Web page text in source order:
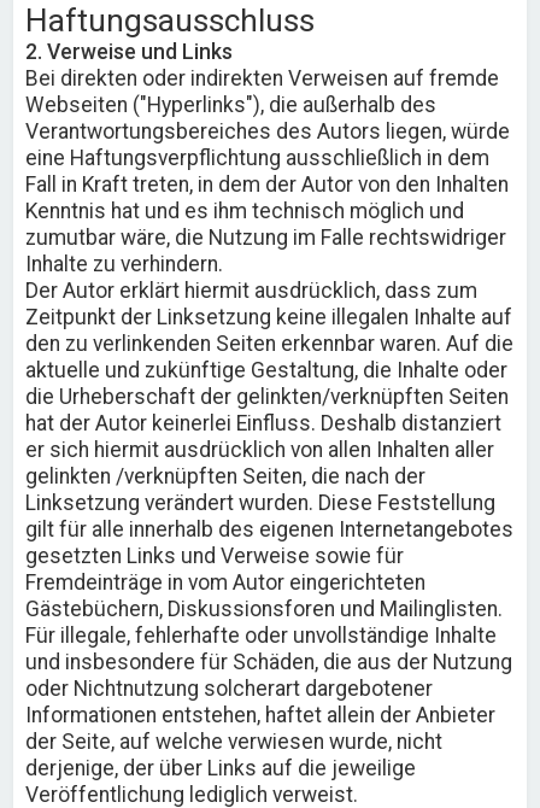
Haftungsausschluss
2. Verweise und Links
Bei direkten oder indirekten Verweisen auf fremde
Webseiten ("Hyperlinks"), die außerhalb des
Verantwortungsbereiches des Autors liegen, würde
eine Haftungsverpflichtung ausschließlich in dem
Fall in Kraft treten, in dem der Autor von den Inhalten
Kenntnis hat und es ihm technisch möglich und
zumutbar wäre, die Nutzung im Falle rechtswidriger
Inhalte zu verhindern.
Der Autor erklärt hiermit ausdrücklich, dass zum
Zeitpunkt der Linksetzung keine illegalen Inhalte auf
den zu verlinkenden Seiten erkennbar waren. Auf die
aktuelle und zukünftige Gestaltung, die Inhalte oder
die Urheberschaft der gelinkten/verknüpften Seiten
hat der Autor keinerlei Einfluss. Deshalb distanziert
er sich hiermit ausdrücklich von allen Inhalten aller
gelinkten /verknüpften Seiten, die nach der
Linksetzung verändert wurden. Diese Feststellung
gilt für alle innerhalb des eigenen Internetangebotes
gesetzten Links und Verweise sowie für
Fremdeinträge in vom Autor eingerichteten
Gästebüchern, Diskussionsforen und Mailinglisten.
Für illegale, fehlerhafte oder unvollständige Inhalte
und insbesondere für Schäden, die aus der Nutzung
oder Nichtnutzung solcherart dargebotener
Informationen entstehen, haftet allein der Anbieter
der Seite, auf welche verwiesen wurde, nicht
derjenige, der über Links auf die jeweilige
Veröffentlichung lediglich verweist.